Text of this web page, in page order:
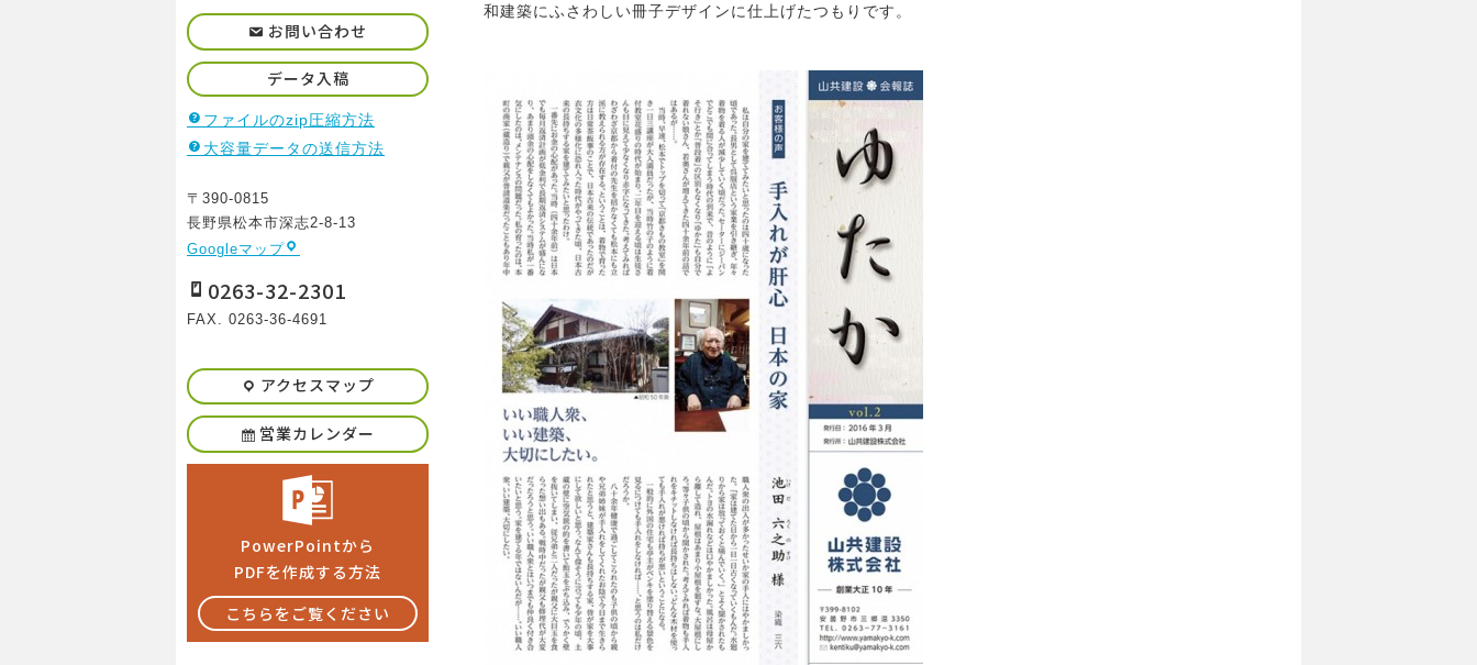
お問い合わせ
データ入稿
ファイルのzip圧縮方法
大容量データの送信方法
〒390-0815
長野県松本市深志2-8-13
Googleマップ
0263-32-2301
FAX. 0263-36-4691
アクセスマップ
営業カレンダー
PowerPointから
PDFを作成する方法
こちらをご覧ください
和建築にふさわしい冊子デザインに仕上げたつもりです。